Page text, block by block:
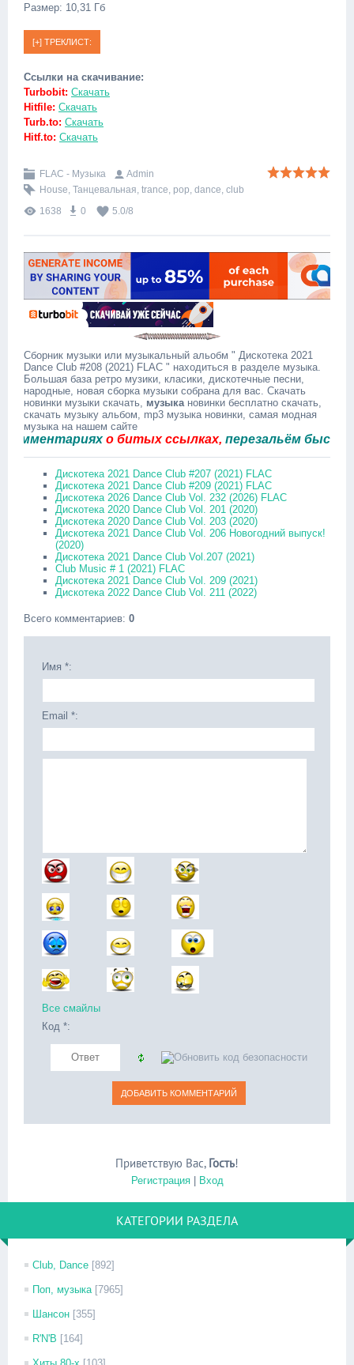
Размер: 10,31 Гб
Ссылки на скачивание:
Turbobit: Скачать
Hitfile: Скачать
Turb.to: Скачать
Hitf.to: Скачать
FLAC - Музыка
Admin
House, Танцевальная, trance, pop, dance, club
1638
0 5.0/8
Сборник музыки или музыкальный альобм " Дискотека 2021
Dance Club #208 (2021) FLAC " находиться в разделе музыка.
Большая база ретро музики, класики, дискотечные песни,
народные, новая сборка музыки собрана для вас. Скачать
новинки музыки скачать, музыкановинки бесплатно скачать,
скачать музыку альбом, mp3 музыка новинки, самая модная
музыка на нашем сайте
о битых ссылках,перезальём быстро.
Дискотека 2021 Dance Club #207 (2021) FLAC
Дискотека 2021 Dance Club #209 (2021) FLAC
Дискотека 2026 Dance Club Vol. 232 (2026) FLAC
Дискотека 2020 Dance Club Vol. 201 (2020)
Дискотека 2020 Dance Club Vol. 203 (2020)
Дискотека 2021 Dance Club Vol. 206 Новогодний выпуск!
(2020)
Дискотека 2021 Dance Club Vol.207 (2021)
Club Music # 1 (2021) FLAC
Дискотека 2021 Dance Club Vol. 209 (2021)
Дискотека 2022 Dance Club Vol. 211 (2022)
Всего комментариев: 0
Имя *:
Email *:
Все смайлы
Код *:
Приветствую Вас, Гость!
Регистрация| Вход
КАТЕГОРИИ РАЗДЕЛА
Club, Dance [892]
Поп, музыка [7965]
Шансон [355]
R'N'B [164]